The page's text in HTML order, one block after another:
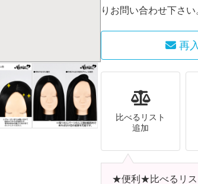
りお問い合わせ下さい
再
比べるリスト
追加
★便利★比べるリス